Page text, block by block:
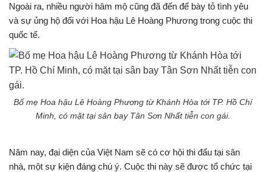
Ngoài ra, nhiều người hâm mộ cũng đã đến để bày tỏ tình yêu
và sự ủng hộ đối với Hoa hậu Lê Hoàng Phương trong cuộc thi
quốc tế.
Bố mẹ Hoa hậu Lê Hoàng Phương từ Khánh Hòa tới TP. Hồ Chí
Minh, có mặt tại sân bay Tân Sơn Nhất tiễn con gái.
Năm nay, đại diện của Việt Nam sẽ có cơ hội thi đấu tại sân
nhà, một sự kiện đáng chú ý. Cuộc thi này sẽ được tổ chức tại